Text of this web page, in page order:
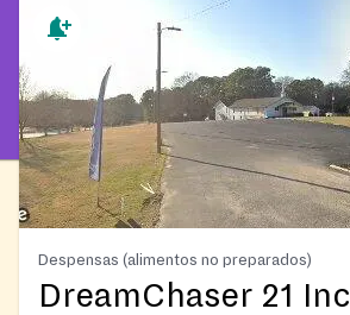
Despensas (alimentos no preparados)
DreamChaser 21 Inc